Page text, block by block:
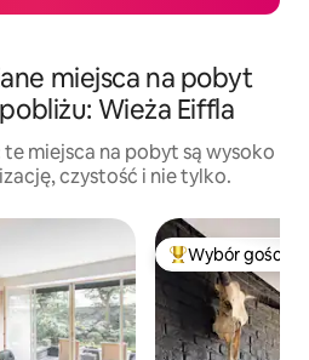
miejsca na pobyt
Wieża Eiffla
miejsca na pobyt są wysoko
czystość i nie tylko.
Wybór gości